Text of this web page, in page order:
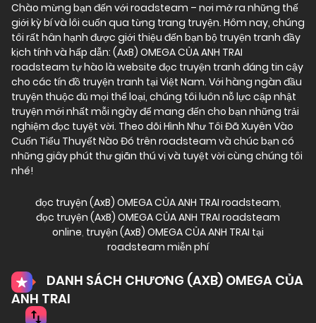
Chào mừng bạn đến với roadsteam – nơi mở ra những thế
giới kỳ bí và lôi cuốn qua từng trang truyện. Hôm nay, chúng
tôi rất hân hạnh được giới thiệu đến bạn bộ truyện tranh đầy
kịch tính và hấp dẫn: (AxB) OMEGA CỦA ANH TRAI
roadsteam tự hào là website đọc truyện tranh đáng tin cậy
cho các tín đồ truyện tranh tại Việt Nam. Với hàng ngàn đầu
truyện thuộc đủ mọi thể loại, chúng tôi luôn nỗ lực cập nhật
truyện mới nhất mỗi ngày để mang đến cho bạn những trải
nghiệm đọc tuyệt vời. Theo dõi Hình Như Tôi Đã Xuyên Vào
Cuốn Tiểu Thuyết Nào Đó trên roadsteam và chúc bạn có
những giây phút thư giãn thú vị và tuyệt vời cùng chúng tôi
nhé!
đọc truyện (AxB) OMEGA CỦA ANH TRAI roadsteam,
đọc truyện (AxB) OMEGA CỦA ANH TRAI roadsteam
online, truyện (AxB) OMEGA CỦA ANH TRAI tại
roadsteam miễn phí
DANH SÁCH CHƯƠNG (AXB) OMEGA CỦA
ANH TRAI